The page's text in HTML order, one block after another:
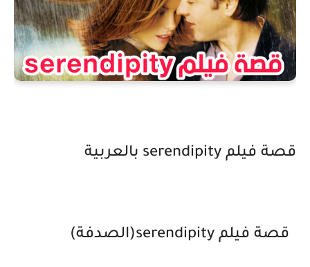
قصة فيلم serendipity بالعربية
قصة فيلم serendipity(الصدفة)